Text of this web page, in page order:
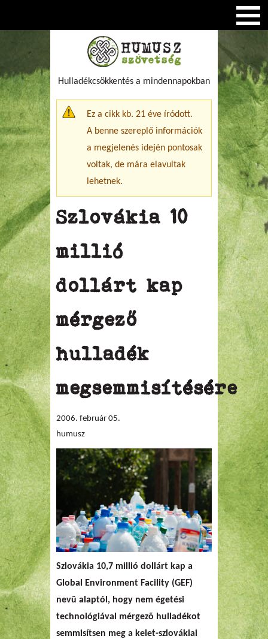
Hulladékcsökkentés a mindennapokban
Figyelmeztető üzenet
Ez a cikk kb. 21 éve íródott.
A benne szereplő információk
a megjelenés idején pontosak
voltak, de mára elavultak
lehetnek.
Szlovákia 10
millió
dollárt kap
mérgező
hulladék
megsemmisítésére
2006. február 05.
humusz
Szlovákia 10,7 millió dollárt kap a
Global Environment Facility (GEF)
nevû alaptól, hogy nem égetési
technológiával mérgezõ hulladékot
semmisítsen meg a kelet-szlovákiai